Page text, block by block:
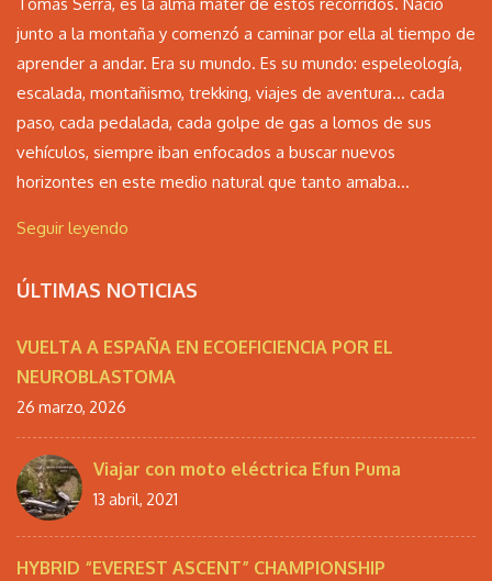
junto a la montaña y comenzó a caminar por ella al tiempo de
aprender a andar. Era su mundo. Es su mundo: espeleología,
escalada, montañismo, trekking, viajes de aventura… cada
paso, cada pedalada, cada golpe de gas a lomos de sus
vehículos, siempre iban enfocados a buscar nuevos
horizontes en este medio natural que tanto amaba...
Seguir leyendo
ÚLTIMAS NOTICIAS
VUELTA A ESPAÑA EN ECOEFICIENCIA POR EL
NEUROBLASTOMA
26 marzo, 2026
Viajar con moto eléctrica Efun Puma
13 abril, 2021
HYBRID “EVEREST ASCENT” CHAMPIONSHIP